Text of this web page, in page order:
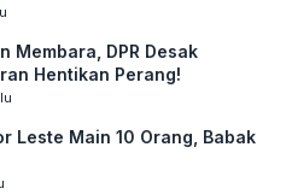
Membara, DPR Desak
Hentikan Perang!
Leste Main 10 Orang, Babak